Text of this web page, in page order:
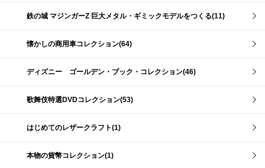
鉄の城 マジンガーZ 巨大メタル・ギミックモデルをつくる(11)
懐かしの商用車コレクション(64)
ディズニー ゴールデン・ブック・コレクション(46)
歌舞伎特選DVDコレクション(53)
はじめてのレザークラフト(1)
本物の貨幣コレクション(1)